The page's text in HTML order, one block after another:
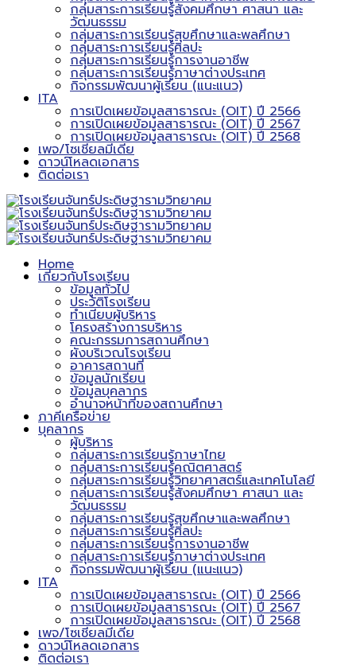
กลุ่มสาระการเรียนรู้สังคมศึกษา ศาสนา และ
วัฒนธรรม
กลุ่มสาระการเรียนรู้สุขศึกษาและพลศึกษา
กลุ่มสาระการเรียนรู้ศิลปะ
กลุ่มสาระการเรียนรู้การงานอาชีพ
กลุ่มสาระการเรียนรู้ภาษาต่างประเทศ
กิจกรรมพัฒนาผู้เรียน (แนะแนว)
ITA
การเปิดเผยข้อมูลสาธารณะ (OIT) ปี 2566
การเปิดเผยข้อมูลสาธารณะ (OIT) ปี 2567
การเปิดเผยข้อมูลสาธารณะ (OIT) ปี 2568
เพจ/โซเชียลมีเดีย
ดาวน์โหลดเอกสาร
ติดต่อเรา
Home
เกี่ยวกับโรงเรียน
ข้อมูลทั่วไป
ประวัติโรงเรียน
ทำเนียบผู้บริหาร
โครงสร้างการบริหาร
คณะกรรมการสถานศึกษา
ผังบริเวณโรงเรียน
อาคารสถานที่
ข้อมูลนักเรียน
ข้อมูลบุคลากร
อำนาจหน้าที่ของสถานศึกษา
ภาคีเครือข่าย
บุคลากร
ผู้บริหาร
กลุ่มสาระการเรียนรู้ภาษาไทย
กลุ่มสาระการเรียนรู้คณิตศาสตร์
กลุ่มสาระการเรียนรู้วิทยาศาสตร์และเทคโนโลยี
กลุ่มสาระการเรียนรู้สังคมศึกษา ศาสนา และ
วัฒนธรรม
กลุ่มสาระการเรียนรู้สุขศึกษาและพลศึกษา
กลุ่มสาระการเรียนรู้ศิลปะ
กลุ่มสาระการเรียนรู้การงานอาชีพ
กลุ่มสาระการเรียนรู้ภาษาต่างประเทศ
กิจกรรมพัฒนาผู้เรียน (แนะแนว)
ITA
การเปิดเผยข้อมูลสาธารณะ (OIT) ปี 2566
การเปิดเผยข้อมูลสาธารณะ (OIT) ปี 2567
การเปิดเผยข้อมูลสาธารณะ (OIT) ปี 2568
เพจ/โซเชียลมีเดีย
ดาวน์โหลดเอกสาร
ติดต่อเรา